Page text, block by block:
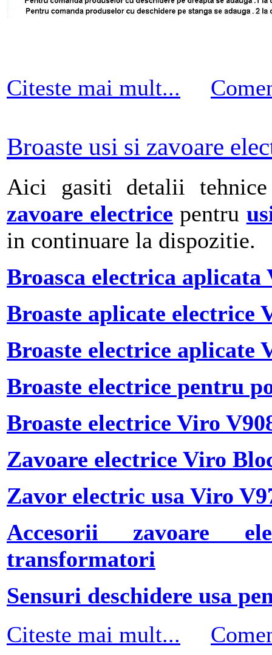
Citeste mai mult...
Broaste usi si zavoare
Aici gasiti detalii tehnice
zavoare electrice pentru
in continuare la dispozitie.
Broasca electrica
Broaste aplicate electrice
Broaste electrice aplicate
Broaste electrice pentru
Broaste electrice Viro
Zavoare electrice Viro
Zavor electric usa Viro
Accesorii zavoare
transformatori
Sensuri deschidere usa
Citeste mai mult...